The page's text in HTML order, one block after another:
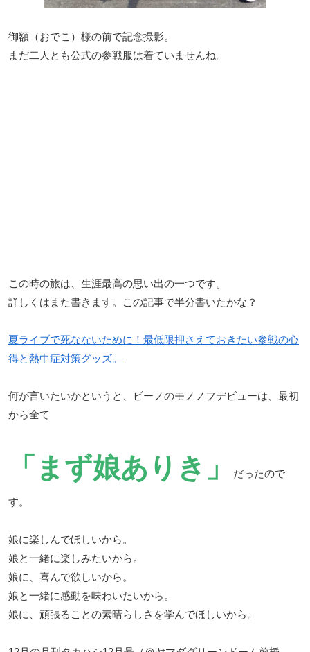
御額（おでこ）様の前で記念撮影。
まだ二人とも公式の参戦服は着ていませんね。
この時の旅は、生涯最高の思い出の一つです。
詳しくはまた書きます。この記事で半分書いたかな？
夏ライブで死なないために！最低限押さえておきたい参戦の心
得と熱中症対策グッズ。
何が言いたいかというと、ビーノのモノノフデビューは、最初
から全て
「まず娘ありき」 だったので
す。
娘に楽しんでほしいから。
娘と一緒に楽しみたいから。
娘に、喜んで欲しいから。
娘と一緒に感動を味わいたいから。
娘に、頑張ることの素晴らしさを学んでほしいから。